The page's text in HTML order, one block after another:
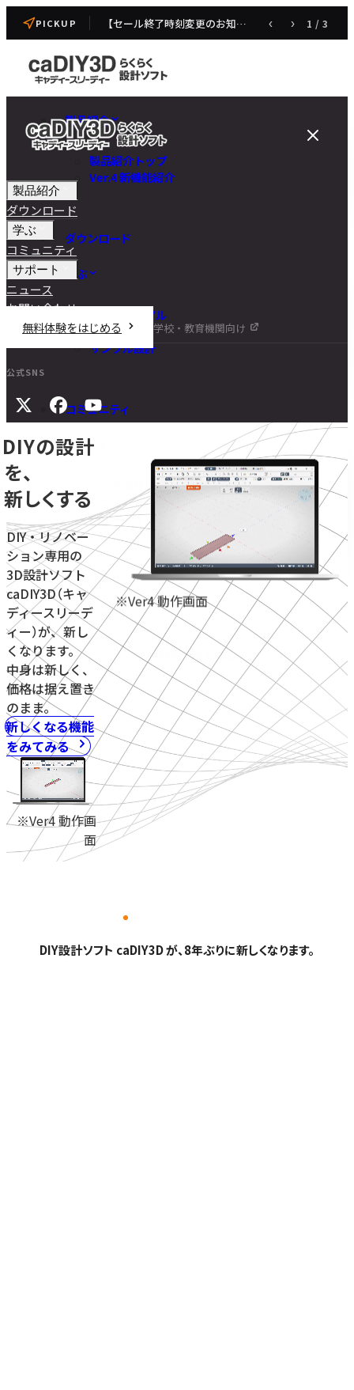
PICKUP 【セール終了時刻変更のお知らせ】caDIY3D V4 発売記念セール ‹ › 1 /3
製品紹介
製品紹介トップ
Ver.4 新機能紹介
ダウンロード
学ぶ
チュートリアル
DIY講座
サンプル設計
コミュニティ
サポート
よくある質問
マニュアル
旧バージョンダウンロード
ニュース
お問い合わせ
学校・教育機関向け 無料体験をはじめる
製品紹介
ダウンロード
学ぶ
コミュニティ
サポート
ニュース
お問い合わせ
無料体験をはじめる
学校・教育機関向け
公式SNS
DIYの設計
を、
新しくする
DIY・リノベー
ション専用の
3D設計ソフト
caDIY3D（キャ
ディースリーデ
ィー）が、新し
くなります。
中身は新しく、
価格は据え置き
のまま。
新しくなる機能
をみてみる
※Ver4 動作画
面
※Ver4 動作画面
DIY設計ソフト caDIY3D が、8年ぶりに新しくなります。